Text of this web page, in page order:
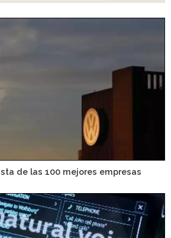
de las 100 mejores empresas